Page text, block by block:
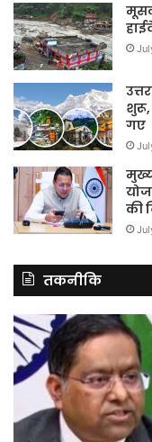
शुरू,
गए
की
तकनीकि